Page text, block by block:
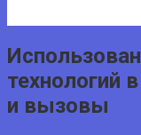
технологий
и вызовы